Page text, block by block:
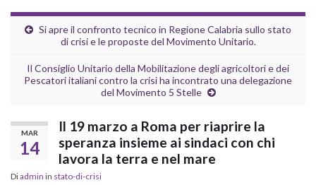
Si apre il confronto tecnico in Regione Calabria sullo stato
di crisi e le proposte del Movimento Unitario.
Il Consiglio Unitario della Mobilitazione degli agricoltori e dei
Pescatori italiani contro la crisi ha incontrato una delegazione
del Movimento 5 Stelle
MAR
14
Il 19 marzo a Roma per riaprire la
speranza insieme ai sindaci con chi
lavora la terra e nel mare
Diadmin in stato-di-crisi